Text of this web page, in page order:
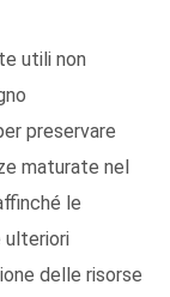
utili non
preservare
maturate nel
le
ulteriori
delle risorse